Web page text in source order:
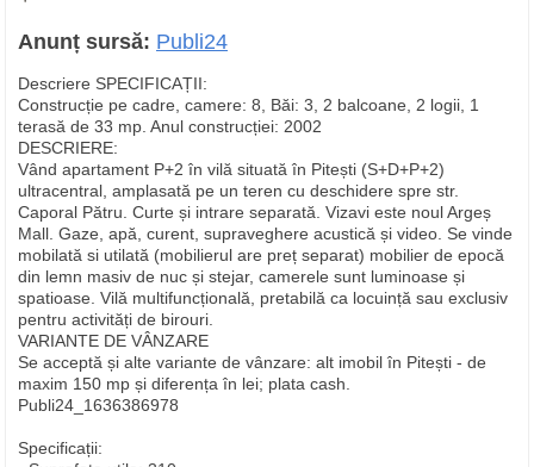
Anunț sursă: Publi24
Descriere SPECIFICAȚII:
Construcție pe cadre, camere: 8, Băi: 3, 2 balcoane, 2 logii, 1
terasă de 33 mp. Anul construcției: 2002
DESCRIERE:
Vând apartament P+2 în vilă situată în Pitești (S+D+P+2)
ultracentral, amplasată pe un teren cu deschidere spre str.
Caporal Pătru. Curte și intrare separată. Vizavi este noul Argeș
Mall. Gaze, apă, curent, supraveghere acustică și video. Se vinde
mobilată si utilată (mobilierul are preț separat) mobilier de epocă
din lemn masiv de nuc și stejar, camerele sunt luminoase și
spatioase. Vilă multifuncțională, pretabilă ca locuință sau exclusiv
pentru activități de birouri.
VARIANTE DE VÂNZARE
Se acceptă și alte variante de vânzare: alt imobil în Pitești - de
maxim 150 mp și diferența în lei; plata cash.
Publi24_1636386978
Specificații: